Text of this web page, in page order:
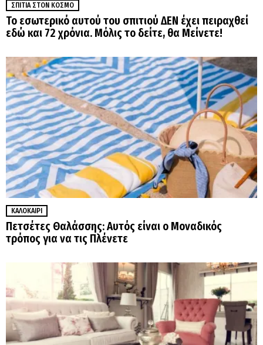
ΣΠΊΤΙΑ ΣΤΟΝ ΚΌΣΜΟ
Το εσωτερικό αυτού του σπιτιού ΔΕΝ έχει πειραχθεί
εδώ και 72 χρόνια. Μόλις το δείτε, θα Μείνετε!
ΚΑΛΟΚΑΊΡΙ
Πετσέτες Θαλάσσης: Αυτός είναι ο Μοναδικός
τρόπος για να τις Πλένετε